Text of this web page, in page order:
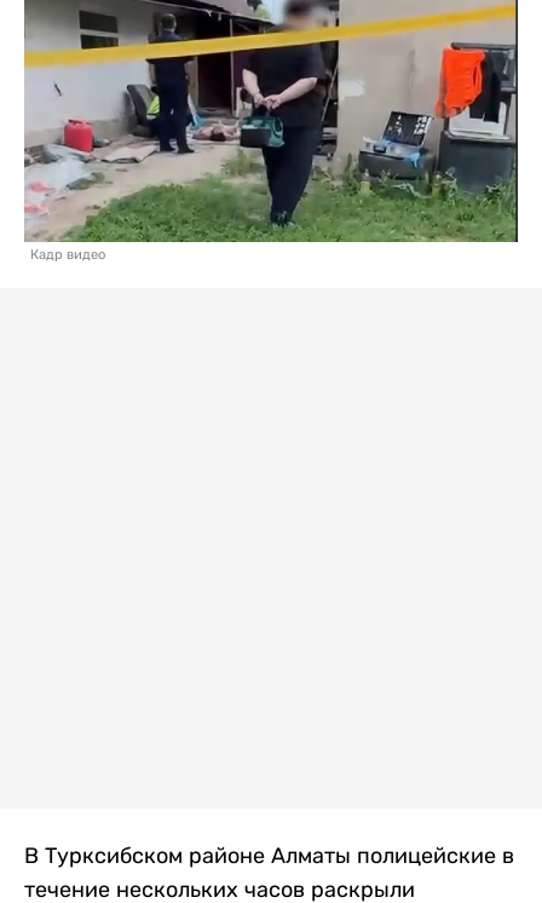
Кадр видео
В Турксибском районе Алматы полицейские в
течение нескольких часов раскрыли